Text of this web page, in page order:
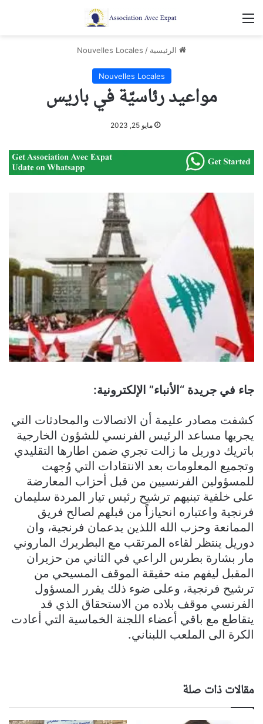
القائمة
الرئيسية /
Nouvelles Locales
Nouvelles Locales
مواعيد رئاسيّة في باريس
مايو 25, 2023
جاء في جريدة “الأنباء” الإلكترونية:
كشفت مصادر عليمة أن الاتصالات والمحادثات التي
يجريها مساعد الرئيس الفرنسي للشؤون الخارجية
باتريك دوريل ما زالت تجري ضمن اطارها التقليدي
وتجميع المعلومات بعد الانتقادات التي وُجهت
للمسؤولين الفرنسيين من قبل أحزاب المعارضة
على خلفية تبنيهم ترشيح رئيس تيار المردة سليمان
فرنجية واعتباره انحيازاً من قبلهم لصالح فريق
الممانعة وحزب الله اللذين يدعمان فرنجية، وان
دوريل ينتظر لقاءه المرتقب مع البطريرك الماروني
مار بشارة بطرس الراعي في الثاني من حزيران
المقبل ليفهم منه حقيقة الموقف المسيحي من
ترشيح فرنجية، وعلى ضوء ذلك يقرر المسؤول
الفرنسي موقف بلاده من الاستحقاق الذي قد
يتقاطع مع باقي أعضاء اللجنة الخماسية التي أعادت
الكرة الى الملعب اللبناني.
مقالات ذات صلة